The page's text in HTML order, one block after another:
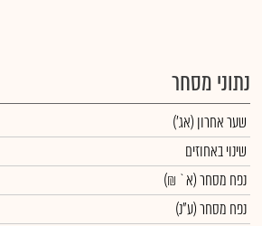
נתוני מסחר
שער אחרון (אג')
שינוי באחוזים
נפח מסחר(א` ₪)
נפח מסחר(ע"נ)